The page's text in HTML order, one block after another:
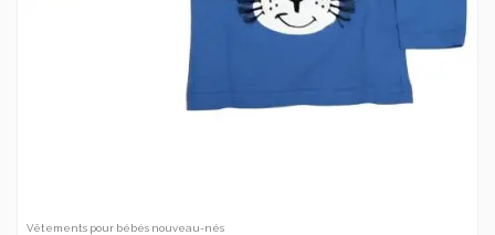
Vêtements pour bébés nouveau-nés